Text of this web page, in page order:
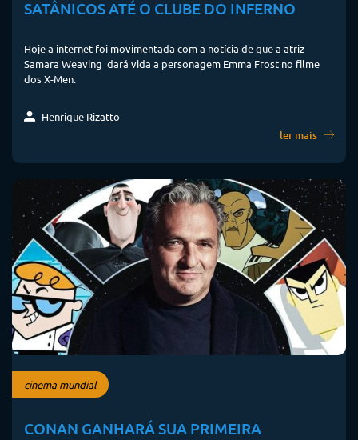
SATÂNICOS ATÉ O CLUBE DO INFERNO
Hoje a internet foi movimentada com a notícia de que a atriz
Samara Weaving dará vida a personagem Emma Frost no filme
dos X-Men.
Henrique Rizatto
ler mais
cinema mundial
CONAN GANHARÁ SUA PRIMEIRA